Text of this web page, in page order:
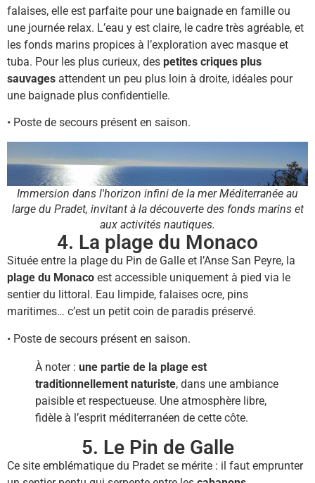
falaises, elle est parfaite pour une baignade en famille ou
une journée relax. L’eau y est claire, le cadre très agréable, et
les fonds marins propices à l’exploration avec masque et
tuba. Pour les plus curieux, des petites criques plus
sauvages attendent un peu plus loin à droite, idéales pour
une baignade plus confidentielle.
• Poste de secours présent en saison.
Immersion dans l'horizon infini de la mer Méditerranée au
large du Pradet, invitant à la découverte des fonds marins et
aux activités nautiques.
4. La plage du Monaco
Située entre la plage du Pin de Galle et l’Anse San Peyre, la
plage du Monaco est accessible uniquement à pied via le
sentier du littoral. Eau limpide, falaises ocre, pins
maritimes… c’est un petit coin de paradis préservé.
• Poste de secours présent en saison.
À noter : une partie de la plage est
traditionnellement naturiste, dans une ambiance
paisible et respectueuse. Une atmosphère libre,
fidèle à l’esprit méditerranéen de cette côte.
5. Le Pin de Galle
Ce site emblématique du Pradet se mérite : il faut emprunter